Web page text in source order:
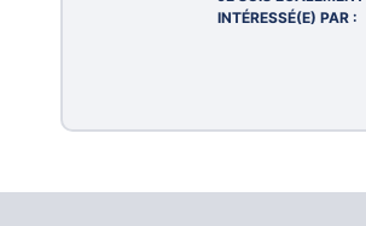
INTÉRESSÉ(E) PAR :